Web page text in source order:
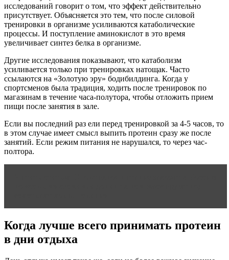
исследований говорит о том, что эффект действительно
присутствует. Объясняется это тем, что после силовой
тренировки в организме усиливаются катаболические
процессы. И поступление аминокислот в это время
увеличивает синтез белка в организме.
Другие исследования показывают, что катаболизм
усиливается только при тренировках натощак. Часто
ссылаются на «Золотую эру» бодибилдинга. Когда у
спортсменов была традиция, ходить после тренировок по
магазинам в течение часа-полутора, чтобы отложить прием
пищи после занятия в зале.
Если вы последний раз ели перед тренировкой за 4-5 часов, то
в этом случае имеет смысл выпить протеин сразу же после
занятий. Если режим питания не нарушался, то через час-
полтора.
Когда лучше всего принимать протеин
в дни отдыха